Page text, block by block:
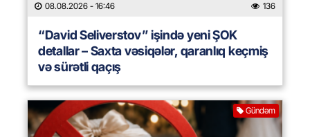
08.08.2026 - 16:46 136
“David Seliverstov” işində yeni ŞOK
detallar – Saxta vəsiqələr, qaranlıq keçmiş
və sürətli qaçış
Gündəm